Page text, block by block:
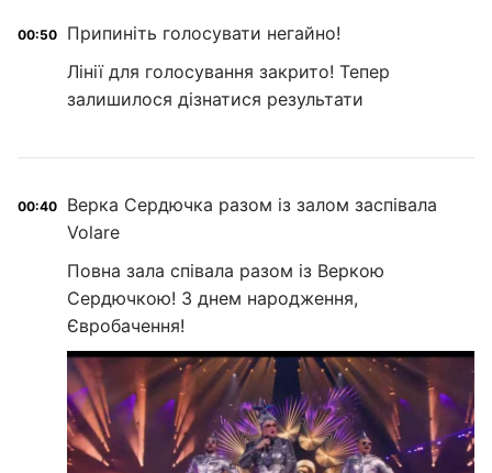
00:50
Припиніть голосувати негайно!
Лінії для голосування закрито! Тепер
залишилося дізнатися результати
00:40
Верка Сердючка разом із залом заспівала
Volare
Повна зала співала разом із Веркою
Сердючкою! З днем народження,
Євробачення!